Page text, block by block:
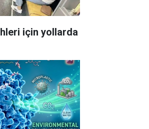
için yollarda